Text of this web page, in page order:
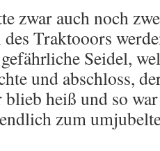
zwar auch noch
des Traktooors
Seidel,
und abschloss,
heiß und so
zum